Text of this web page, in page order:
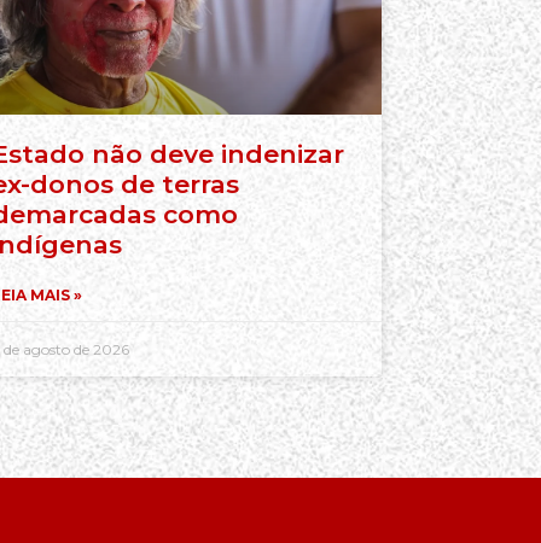
não deve indenizar
donos de terras
como
MAIS »
de agosto de 2026